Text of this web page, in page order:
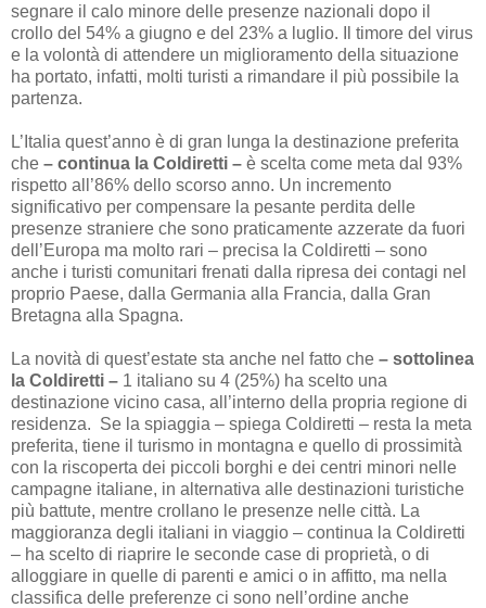
segnare il calo minore delle presenze nazionali dopo il
crollo del 54% a giugno e del 23% a luglio. Il timore del virus
e la volontà di attendere un miglioramento della situazione
ha portato, infatti, molti turisti a rimandare il più possibile la
partenza.
L’Italia quest’anno è di gran lunga la destinazione preferita
che – continua la Coldiretti – è scelta come meta dal 93%
rispetto all’86% dello scorso anno. Un incremento
significativo per compensare la pesante perdita delle
presenze straniere che sono praticamente azzerate da fuori
dell’Europa ma molto rari – precisa la Coldiretti – sono
anche i turisti comunitari frenati dalla ripresa dei contagi nel
proprio Paese, dalla Germania alla Francia, dalla Gran
Bretagna alla Spagna.
La novità di quest’estate sta anche nel fatto che – sottolinea
la Coldiretti – 1 italiano su 4 (25%) ha scelto una
destinazione vicino casa, all’interno della propria regione di
residenza. Se la spiaggia – spiega Coldiretti – resta la meta
preferita, tiene il turismo in montagna e quello di prossimità
con la riscoperta dei piccoli borghi e dei centri minori nelle
campagne italiane, in alternativa alle destinazioni turistiche
più battute, mentre crollano le presenze nelle città. La
maggioranza degli italiani in viaggio – continua la Coldiretti
– ha scelto di riaprire le seconde case di proprietà, o di
alloggiare in quelle di parenti e amici o in affitto, ma nella
classifica delle preferenze ci sono nell’ordine anche